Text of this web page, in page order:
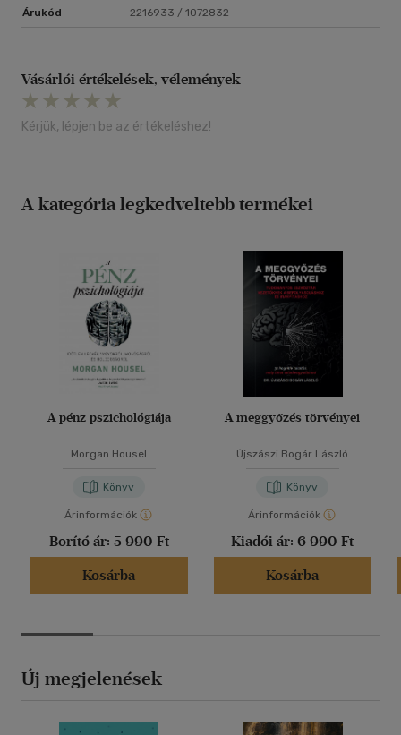
Árukód 2216933 / 1072832
Vásárlói értékelések, vélemények
Kérjük, lépjen be az értékeléshez!
A kategória legkedveltebb termékei
A pénz pszichológiája
Morgan Housel
Könyv
Árinformációk
Borító ár: 5 990 Ft
Kosárba
A meggyőzés törvényei
Újszászi Bogár László
Könyv
Árinformációk
Kiadói ár: 6 990 Ft
Kosárba
Új megjelenések